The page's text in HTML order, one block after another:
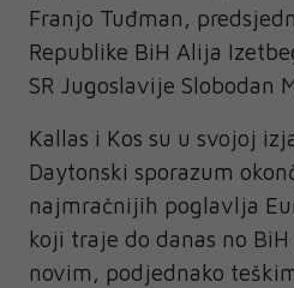
Franjo Tuđman,
Republike BiH Alija
SR Jugoslavije Slobodan
Kallas i Kos su u svojoj
Daytonski sporazum
najmračnijih poglavlja
koji traje do danas no BiH
novim, podjednako